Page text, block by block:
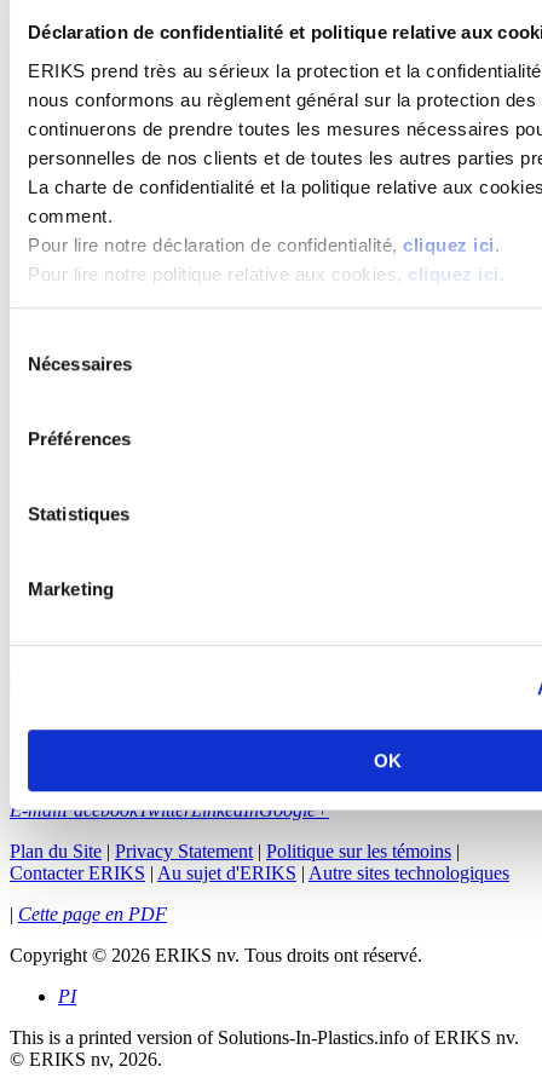
Déclaration de confidentialité et politique relative aux
ERIKS prend très au sérieux la protection et la
nous conformons au règlement général sur la protection
continuerons de prendre toutes les mesures nécessaires
personnelles de nos clients et de toutes les autres parties
La charte de confidentialité et la politique relative aux
comment.
Pour lire notre déclaration de confidentialité, cliquez ici.
Pour lire notre politique relative aux cookies, cliquez ici .
Nécessaires
Préférences
Statistiques
Marketing
OK
Rhino Hyde®
Plastiques composites renforcés
Historique
Différents types
Propriétés
Comparaison entre différents types
Advantages des stratifiés
Constructions et plastiques RFV
Céramiques techniques
Les oxydes
Les non oxydes
Les pérovskites
Roues industrielles
PI
plastics@eriks.nl
E-mailFacebookTwitterLinkedInGoogle+
Plan du Site | Privacy Statement | Politique sur les témoins |
Contacter ERIKS | Au sujet d'ERIKS | Autre sites technologiques
| Cette page en PDF
Copyright © 2026 ERIKS nv. Tous droits ont réservé.
PI
This is a printed version of Solutions-In-Plastics.info of ERIKS nv.
© ERIKS nv, 2026.